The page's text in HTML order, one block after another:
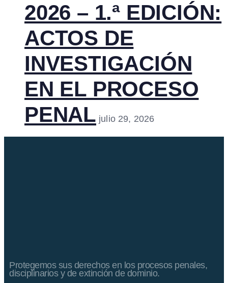
2026 – 1.ª EDICIÓN:
ACTOS DE
INVESTIGACIÓN
EN EL PROCESO
PENAL julio 29, 2026
Protegemos sus derechos en los procesos penales,
disciplinarios y de extinción de dominio.